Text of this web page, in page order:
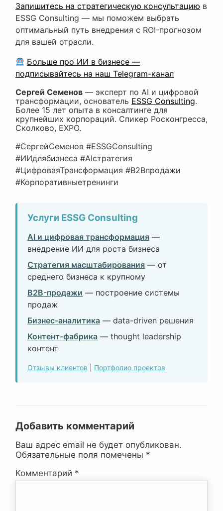
Запишитесь на стратегическую консультацию в
ESSG Consulting — мы поможем выбрать
оптимальный путь внедрения с ROI-прогнозом
для вашей отрасли.
Больше про ИИ в бизнесе —
подписывайтесь на наш Telegram-канал
Сергей Семенов — эксперт по AI и цифровой
трансформации, основатель ESSG Consulting.
Более 15 лет опыта в консалтинге для
крупнейших корпораций. Спикер Росконгресса,
Сколково, EXPO.
#СергейСеменов #ESSGConsulting
#ИИдлябизнеса #AIстратегия
#ЦифроваяТрансформация #B2Bпродажи
#Корпоративныетренинги
Услуги ESSG Consulting
AI и цифровая трансформация —
внедрение ИИ для роста бизнеса
Стратегия масштабирования — от
среднего бизнеса к крупному
B2B-продажи — построение системы
продаж
Бизнес-аналитика — data-driven решения
Контент-фабрика — thought leadership
контент
Отзывы клиентов Портфолио проектов
Добавить комментарий
Ваш адрес email не будет опубликован.
Обязательные поля помечены *
Комментарий *